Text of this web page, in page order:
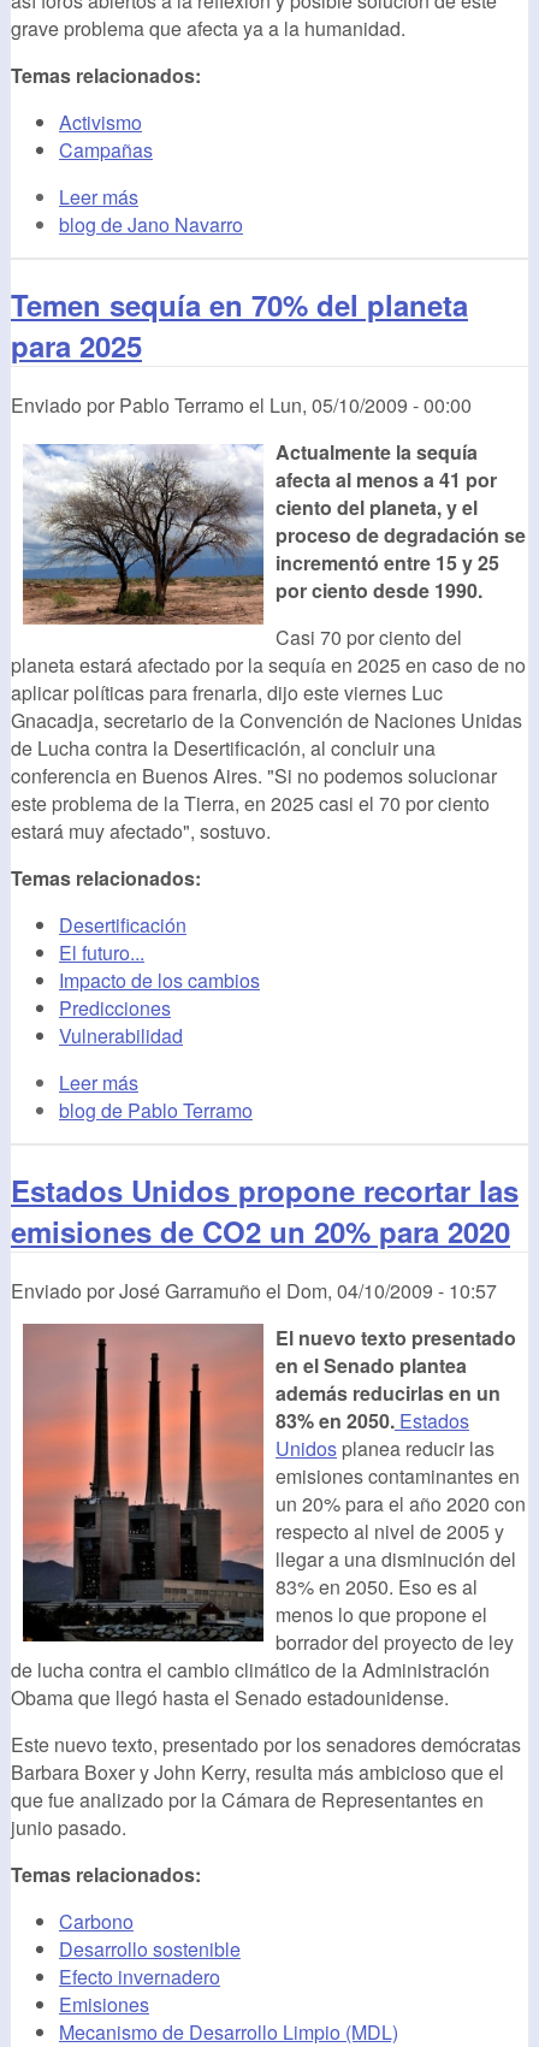
grave problema que afecta ya a la humanidad.
Temas relacionados:
Activismo
Campañas
Leer más
blog de Jano Navarro
Temen sequía en 70% del planeta
para 2025
Enviado por Pablo Terramo el Lun, 05/10/2009 - 00:00
Actualmente la sequía
afecta al menos a 41 por
ciento del planeta, y el
proceso de degradación se
incrementó entre 15 y 25
por ciento desde 1990.
Casi 70 por ciento del
planeta estará afectado por la sequía en 2025 en caso de no
aplicar políticas para frenarla, dijo este viernes Luc
Gnacadja, secretario de la Convención de Naciones Unidas
de Lucha contra la Desertificación, al concluir una
conferencia en Buenos Aires. "Si no podemos solucionar
este problema de la Tierra, en 2025 casi el 70 por ciento
estará muy afectado", sostuvo.
Temas relacionados:
Desertificación
El futuro...
Impacto de los cambios
Predicciones
Vulnerabilidad
Leer más
blog de Pablo Terramo
Estados Unidos propone recortar las
emisiones de CO2 un 20% para 2020
Enviado porJosé Garramuño el Dom, 04/10/2009 - 10:57
El nuevo texto presentado
en el Senado plantea
además reducirlas en un
83% en 2050. Estados
Unidos planea reducir las
emisiones contaminantes en
un 20% para el año 2020 con
respecto al nivel de 2005 y
llegar a una disminución del
83% en 2050. Eso es al
menos lo que propone el
borrador del proyecto de ley
de lucha contra el cambio climático de la Administración
Obama que llegó hasta el Senado estadounidense.
Este nuevo texto, presentado por los senadores demócratas
Barbara Boxer y John Kerry, resulta más ambicioso que el
que fue analizado por la Cámara de Representantes en
junio pasado.
Temas relacionados:
Carbono
Desarrollo sostenible
Efecto invernadero
Emisiones
Mecanismo de Desarrollo Limpio (MDL)